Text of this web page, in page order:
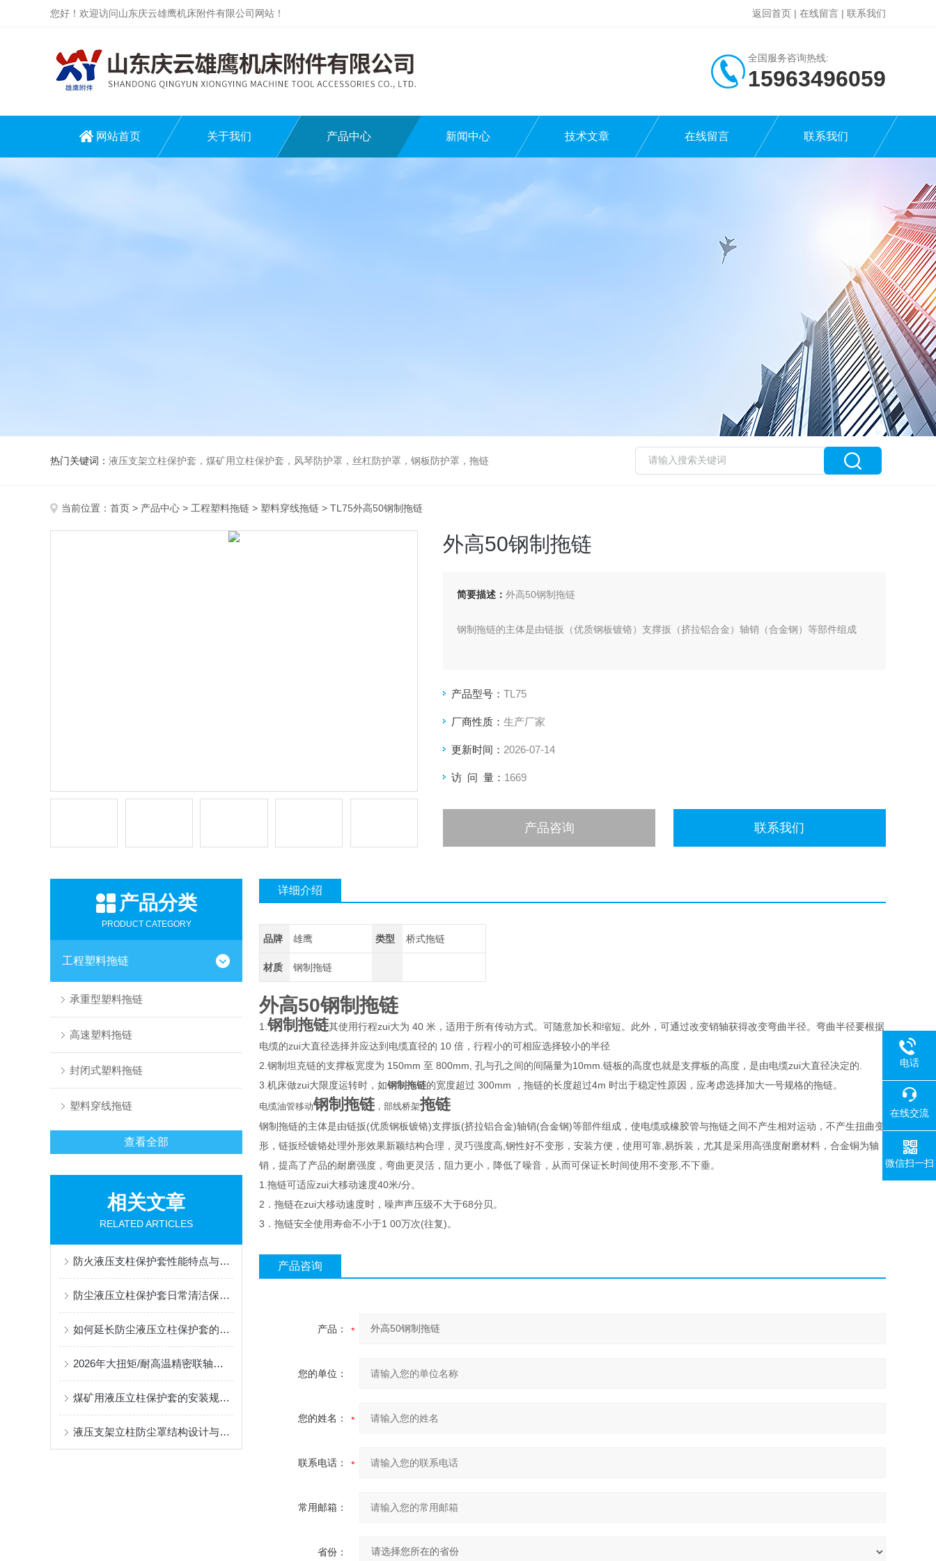
您好！欢迎访问山东庆云雄鹰机床附件有限公司网站！ 返回首页 | 在线留言 | 联系我们
全国服务咨询热线:
15963496059
网站首页 关于我们 产品中心 新闻中心 技术文章 在线留言 联系我们
热门关键词： 液压支架立柱保护套，煤矿用立柱保护套，风琴防护罩，丝杠防护罩，钢板防护罩，拖链
当前位置： 首页 > 产品中心 > 工程塑料拖链 > 塑料穿线拖链 > TL75外高50钢制拖链
外高50钢制拖链
简要描述： 外高50钢制拖链
钢制拖链的主体是由链扳（优质钢板镀铬）支撑扳（挤拉铝合金）轴销（合金钢）等部件组成
产品型号： TL75
厂商性质： 生产厂家
更新时间： 2026-07-14
访 问 量： 1669
产品咨询 联系我们
产品分类
PRODUCT CATEGORY
工程塑料拖链
承重型塑料拖链
高速塑料拖链
封闭式塑料拖链
塑料穿线拖链
查看全部
相关文章
RELATED ARTICLES
防火液压支柱保护套性能特点与阻燃防护应用
防尘液压立柱保护套日常清洁保养与更换规范
如何延长防尘液压立柱保护套的使用寿命？
2026年大扭矩/耐高温精密联轴器定制找哪家？能实现精准定制的优质厂家盘点
煤矿用液压立柱保护套的安装规范与使用寿命提升方案
液压支架立柱防尘罩结构设计与密封防护原理
详细介绍
品牌 雄鹰 类型 桥式拖链
材质 钢制拖链
外高50钢制拖链
1.钢制拖链其使用行程zui大为 40 米，适用于所有传动方式。可随意加长和缩短。此外，可通过改变销轴获得改变弯曲半径。弯曲半径要根据
电缆的zui大直径选择并应达到电缆直径的 10 倍，行程小的可相应选择较小的半径
2.钢制坦克链的支撑板宽度为 150mm 至 800mm, 孔与孔之间的间隔量为10mm.链板的高度也就是支撑板的高度，是由电缆zui大直径决定的.
3.机床做zui大限度运转时，如钢制拖链的宽度超过 300mm ，拖链的长度超过4m 时出于稳定性原因，应考虑选择加大一号规格的拖链。
电缆油管移动钢制拖链 ，部线桥架拖链
钢制拖链的主体是由链扳(优质钢板镀铬)支撑扳(挤拉铝合金)轴销(合金钢)等部件组成，使电缆或橡胶管与拖链之间不产生相对运动，不产生扭曲变
形，链扳经镀铬处理外形效果新颖结构合理，灵巧强度高,钢性好不变形，安装方便，使用可靠,易拆装，尤其是采用高强度耐磨材料，合金铜为轴
销，提高了产品的耐磨强度，弯曲更灵活，阻力更小，降低了噪音，从而可保证长时间使用不变形,不下垂。
1.拖链可适应zui大移动速度40米/分。
2．拖链在zui大移动速度时，噪声声压级不大于68分贝。
3．拖链安全使用寿命不小于1 00万次(往复)。
产品咨询
产品：
您的单位：
您的姓名：
联系电话：
常用邮箱：
省份：
电话
在线交流
微信扫一扫